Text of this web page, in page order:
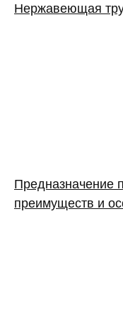
Нержавеющая
Предназначение
преимуществ и